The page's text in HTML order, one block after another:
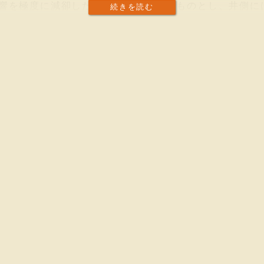
続きを読む
を極度に減卻した海水面と相等しきものとし、井側に